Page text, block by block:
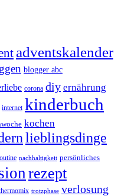
adventskalender
blogger abc
corona diy ernährung
internet kinderbuch
kochen
lieblingsdinge
nachhaltigkeit persönliches
rezept
trotzphase verlosung